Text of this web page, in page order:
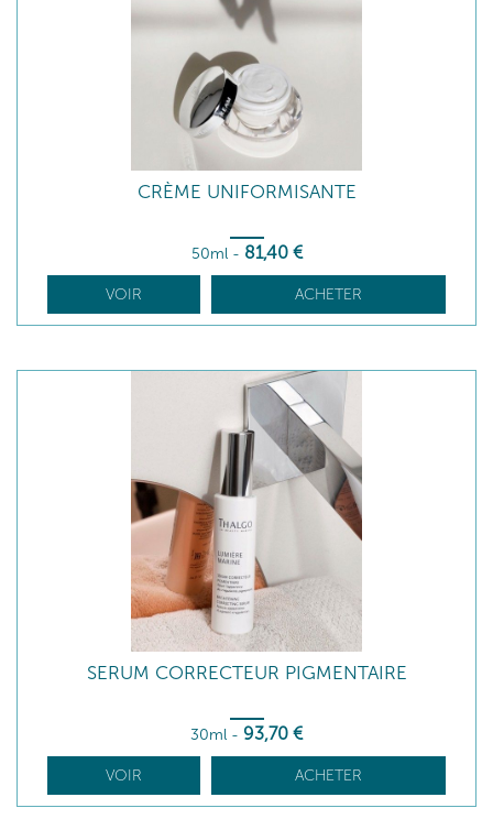
CRÈME UNIFORMISANTE
50ml - 81,40 €
VOIR ACHETER
SERUM CORRECTEUR PIGMENTAIRE
30ml - 93,70 €
VOIR ACHETER